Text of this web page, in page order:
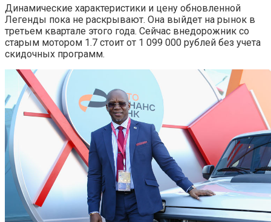
Динамические характеристики и цену обновленной
Легенды пока не раскрывают. Она выйдет на рынок в
третьем квартале этого года. Сейчас внедорожник со
старым мотором 1.7 стоит от 1 099 000 рублей без учета
скидочных программ.